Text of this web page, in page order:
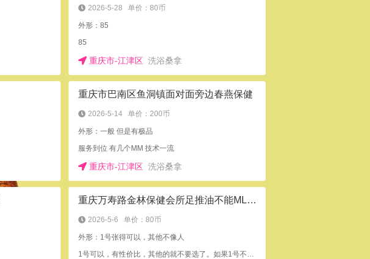
2026-5-28 单价：80币
外形：85
85
重庆市-江津区 洗浴桑拿
重庆市巴南区鱼洞镇面对面旁边春燕保健
2026-5-14 单价：200币
外形：一般 但是有极品
服务到位 有几个MM 技术一流
重庆市-江津区 洗浴桑拿
重庆万寿路金林保健会所足推油不能ML喜欢的进
2026-5-6 单价：80币
外形：1号张得可以，其他不像人
1号可以，有性价比，其他的就不要选了。如果1号不在情愿换地方都可以